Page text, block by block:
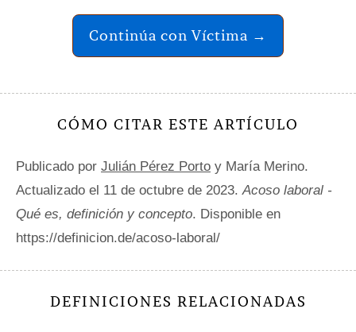
Continúa con Víctima →
CÓMO CITAR ESTE ARTÍCULO
Publicado por Julián Pérez Porto y María Merino.
Actualizado el 11 de octubre de 2023.Acoso laboral -
Qué es, definición y concepto. Disponible en
https://definicion.de/acoso-laboral/
DEFINICIONES RELACIONADAS